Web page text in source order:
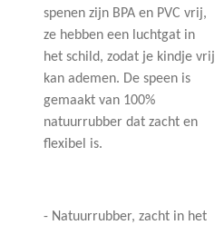
spenen zijn BPA en PVC vrij,
ze hebben een luchtgat in
het schild, zodat je kindje vrij
kan ademen. De speen is
gemaakt van 100%
natuurrubber dat zacht en
flexibel is.
- Natuurrubber, zacht in het